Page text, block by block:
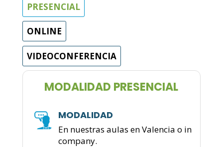
PRESENCIAL
ONLINE
VIDEOCONFERENCIA
MODALIDAD PRESENCIAL
MODALIDAD
En nuestras aulas en Valencia o in
company.